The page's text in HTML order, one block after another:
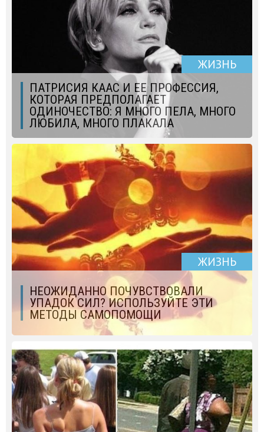
ЖИЗНЬ
ПАТРИСИЯ КААС И ЕЕ ПРОФЕССИЯ,
КОТОРАЯ ПРЕДПОЛАГАЕТ
ОДИНОЧЕСТВО: Я МНОГО ПЕЛА, МНОГО
ЛЮБИЛА, МНОГО ПЛАКАЛА
ЖИЗНЬ
НЕОЖИДАННО ПОЧУВСТВОВАЛИ
УПАДОК СИЛ? ИСПОЛЬЗУЙТЕ ЭТИ
МЕТОДЫ САМОПОМОЩИ